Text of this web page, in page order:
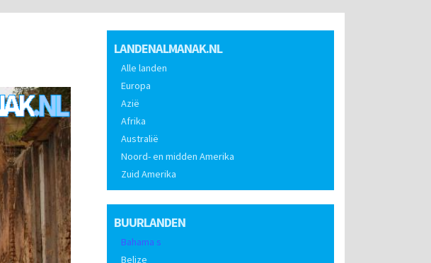
LANDENALMANAK.NL
Alle landen
Europa
Azië
Afrika
Australië
Noord- en midden Amerika
Zuid Amerika
BUURLANDEN
Bahama s
Belize